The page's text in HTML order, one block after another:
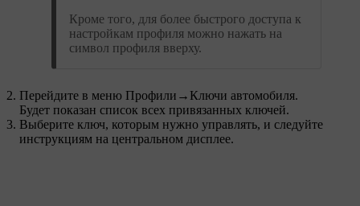
Кроме того, для более быстрого доступа к
настройкам профиля можно нажать на
символ профиля вверху.
Перейдите в меню Профили → Ключи автомобиля.
Будет показан список всех привязанных ключей.
Выберите ключ, которым нужно управлять, и следуйте
инструкциям на центральном дисплее.